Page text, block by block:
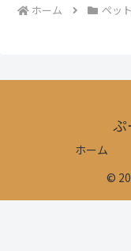
ホーム ペット
ぷ
ホーム
©